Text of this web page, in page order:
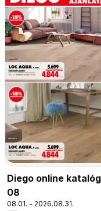
Diego online
08
08.01. - 2026.08.31.